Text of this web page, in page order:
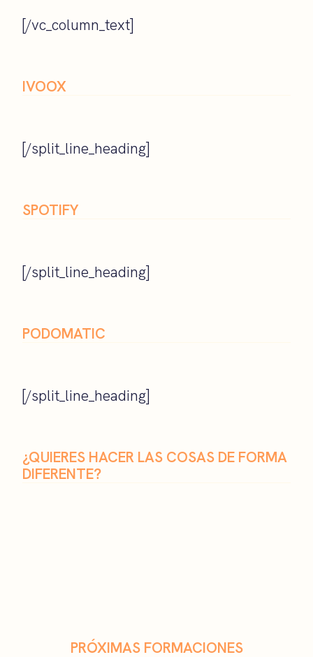
[/vc_column_text]
IVOOX
[/split_line_heading]
SPOTIFY
[/split_line_heading]
PODOMATIC
[/split_line_heading]
¿QUIERES HACER LAS COSAS DE FORMA
DIFERENTE?
PRÓXIMAS FORMACIONES